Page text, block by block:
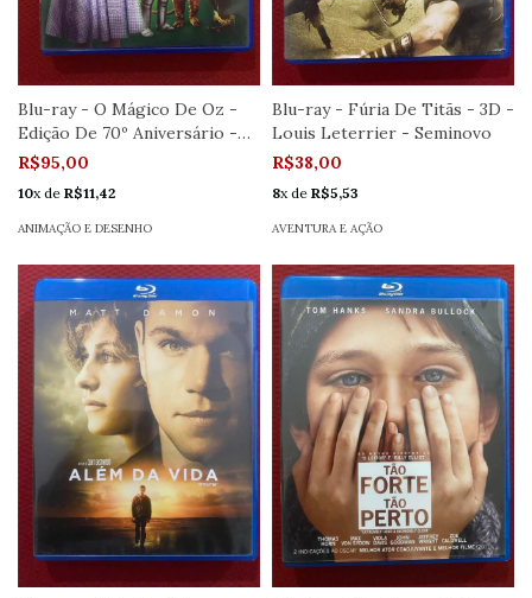
Blu-ray - O Mágico De Oz -
Edição De 70º Aniversário -
Semi.
R$95,00
10x de R$11,42
ANIMAÇÃO E DESENHO
Blu-ray - Fúria De Titãs - 3D -
Louis Leterrier - Seminovo
R$38,00
8x de R$5,53
AVENTURA E AÇÃO